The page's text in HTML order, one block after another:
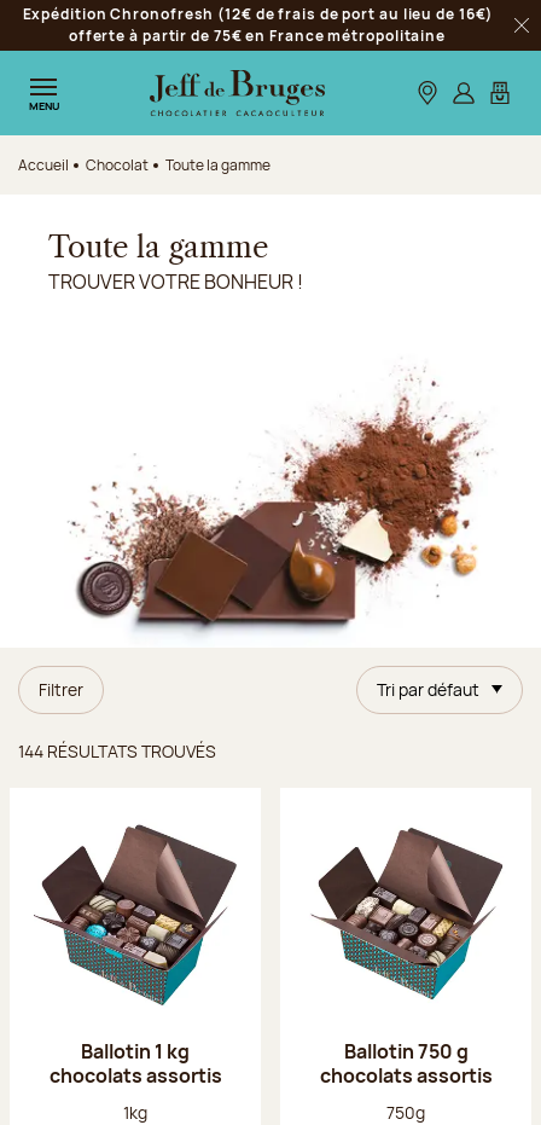
Aller à la navigation
Aller au contenu principal
Aller au pied de page
Expédition Chronofresh (12€ de frais de port au lieu de 16€)
offerte à partir de 75€ en France métropolitaine
MENU Nos boutiques
S’identifier
Mon
Accueil Chocolat Toute la gamme
Toute la gamme
TROUVER VOTRE BONHEUR !
Filtrer Tri par défaut
144 RÉSULTATS TROUVÉS
Ballotin 1 kg
chocolats assortis
Poids net :
1kg
Ballotin 750 g
chocolats assortis
Poids net :
750g